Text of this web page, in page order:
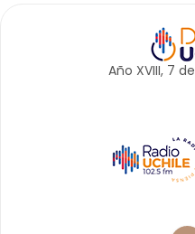
Año XVIII, 7 de